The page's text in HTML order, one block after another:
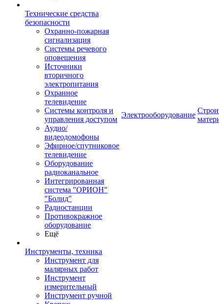
Технические средства
безопасности
Охранно-пожарная
сигнализация
Системы речевого
оповещения
Источники
вторичного
электропитания
Охранное
телевидение
Системы контроля и
управления доступом
Аудио/
видеодомофоны
Эфирное/спутниковое
телевидение
Оборудование
радиоканальное
Интегрированная
система "ОРИОН"
"Болид"
Радиостанции
Противокражное
оборудование
Ещё
Инструменты, техника
Инструмент для
малярных работ
Инструмент
измерительный
Инструмент ручной
Электрооборудование